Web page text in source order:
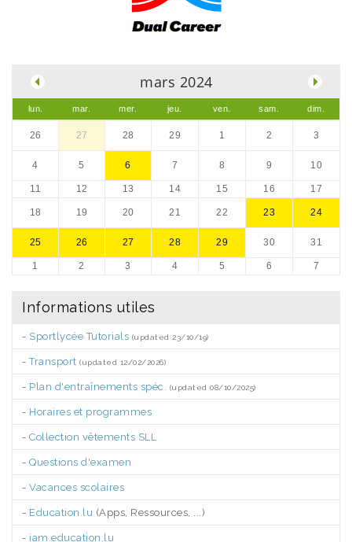
mars 2024
lun. mar. mer. jeu. ven. sam. dim.
26 27 28 29 1 2 3
4 5 6 7 8 9 10
11 12 13 14 15 16 17
18 19 20 21 22 23 24
25 26 27 28 29 30 31
1 2 3 4 5 6 7
Informations utiles
- Sportlycée Tutorials (updated 23/10/19)
-Transport (updated 12/02/2026)
- Plan d'entraînements spéc. (updated 08/10/2025)
- Horaires et programmes
- Collection vêtements SLL
- Questions d'examen
- Vacances scolaires
- Education.lu (Apps, Ressources, ...)
- iam.education.lu